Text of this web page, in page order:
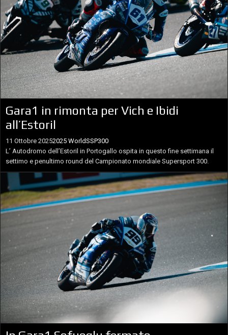
Gara1 in rimonta per Vich e Ibidi
all’Estoril
11 Ottobre 20252025 WorldSSP300
L’ Autodromo dell’Estoril in Portogallo ospita in questo fine settimana il
settimo e penultimo round del Campionato mondiale Supersport 300.